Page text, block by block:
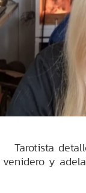
Tarotista
venidero y